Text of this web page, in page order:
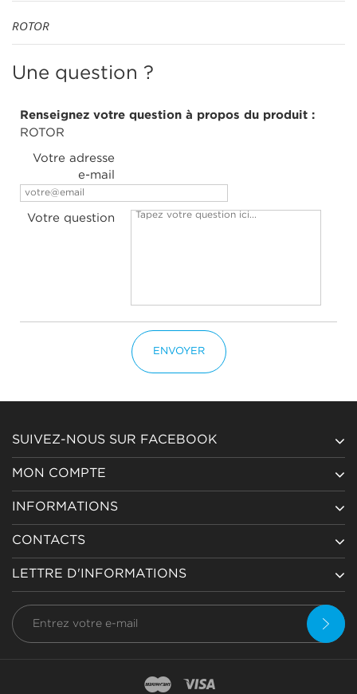
ROTOR
Une question ?
Renseignez votre question à propos du produit :
ROTOR
Votre adresse
e-mail
Votre question
ENVOYER
SUIVEZ-NOUS SUR FACEBOOK
MON COMPTE
INFORMATIONS
CONTACTS
LETTRE D'INFORMATIONS